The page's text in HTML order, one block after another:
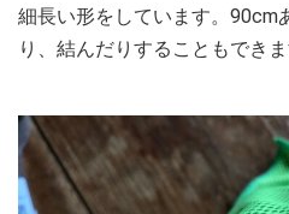
細長い形をしています。90cm
り、結んだりすることもできま